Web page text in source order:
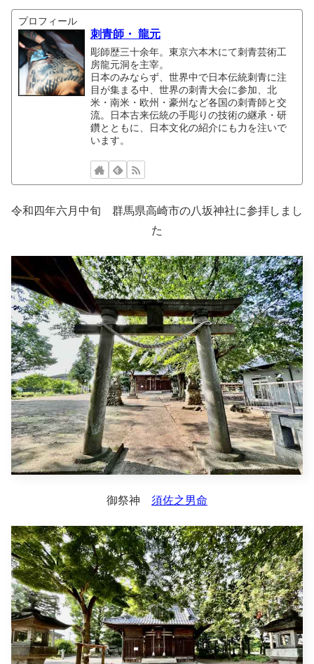
プロフィール
刺青師・ 龍元
彫師歴三十余年。東京六本木にて刺青芸術工
房龍元洞を主宰。
日本のみならず、世界中で日本伝統刺青に注
目が集まる中、世界の刺青大会に参加、北
米・南米・欧州・豪州など各国の刺青師と交
流。日本古来伝統の手彫りの技術の継承・研
鑽とともに、日本文化の紹介にも力を注いで
います。
令和四年六月中旬 群馬県高崎市の八坂神社に参拝しまし
た
御祭神 須佐之男命